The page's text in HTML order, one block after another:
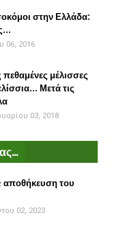
στην Ελλάδα:
06, 2016
μέλισσες
Μετά τις
03, 2018
αποθήκευση του
02, 2023